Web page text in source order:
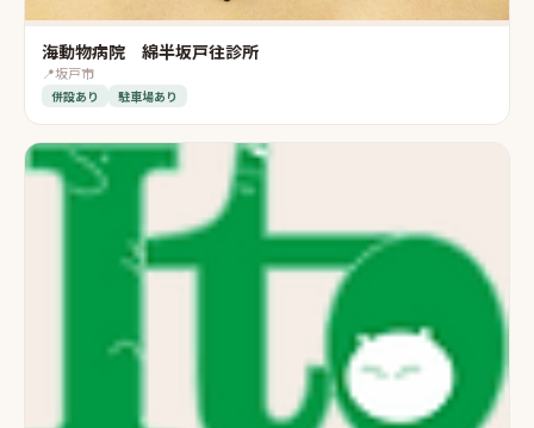
海動物病院 綿半坂戸往診所
📍坂戸市
併設あり 駐車場あり